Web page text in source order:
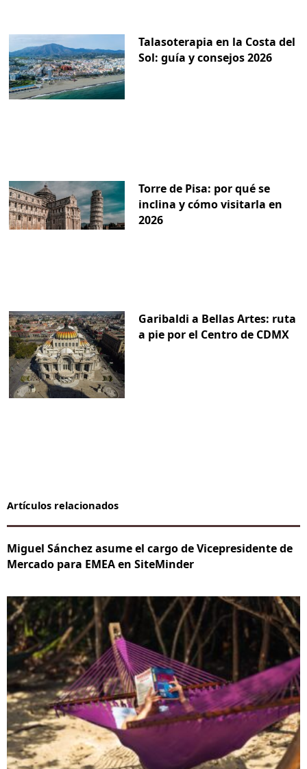
Talasoterapia en la Costa del
Sol: guía y consejos 2026
Torre de Pisa: por qué se
inclina y cómo visitarla en
2026
Garibaldi a Bellas Artes: ruta
a pie por el Centro de CDMX
Artículos relacionados
Miguel Sánchez asume el cargo de Vicepresidente de
Mercado para EMEA en SiteMinder